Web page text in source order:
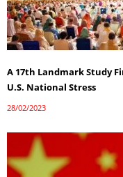
A 17th Landmark Study
U.S. National Stress
28/02/2023